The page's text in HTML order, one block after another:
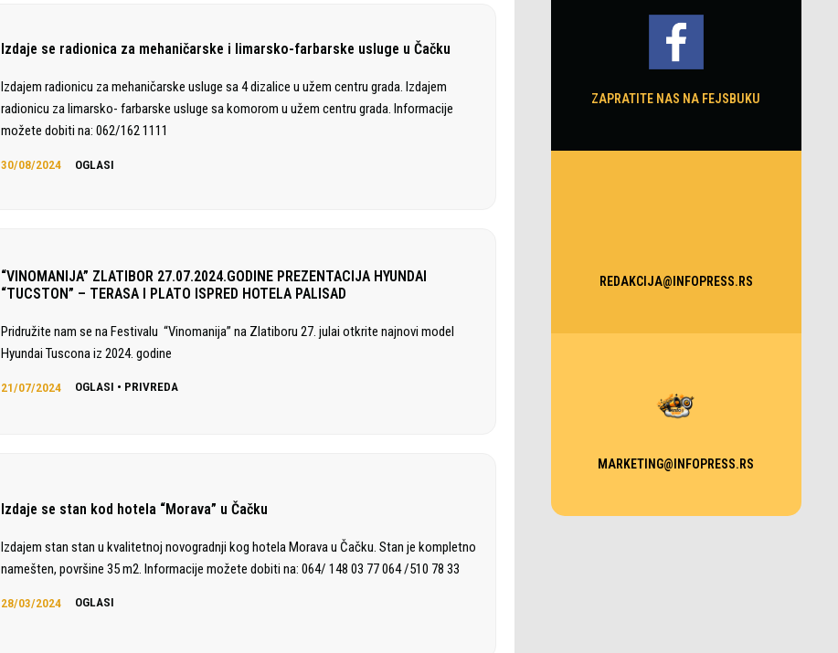
Izdaje se radionica za mehaničarske i limarsko-farbarske usluge u Čačku
Izdajem radionicu za mehaničarske usluge sa 4 dizalice u užem centru grada. Izdajem
radionicu za limarsko- farbarske usluge sa komorom u užem centru grada. Informacije
možete dobiti na: 062/162 1111
30/08/2024 OGLASI
“VINOMANIJA” ZLATIBOR 27.07.2024.GODINE PREZENTACIJA HYUNDAI
“TUCSTON” – TERASA I PLATO ISPRED HOTELA PALISAD
Pridružite nam se na Festivalu “Vinomanija” na Zlatiboru 27. julai otkrite najnovi model
Hyundai Tuscona iz 2024. godine
21/07/2024 OGLASI • PRIVREDA
Izdaje se stan kod hotela “Morava” u Čačku
Izdajem stan stan u kvalitetnoj novogradnji kog hotela Morava u Čačku. Stan je kompletno
namešten, površine 35 m2. Informacije možete dobiti na: 064/ 148 03 77 064 /510 78 33
28/03/2024 OGLASI
ZAPRATITE NAS NA FEJSBUKU
REDAKCIJA@INFOPRESS.RS
MARKETING@INFOPRESS.RS